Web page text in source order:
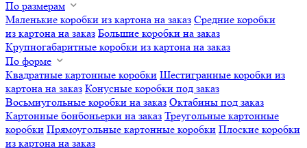
По размерам
Маленькие коробки из картона на заказ Средние коробки
из картона на заказ Большие коробки на заказ
Крупногабаритные коробки из картона на заказ
По форме
Квадратные картонные коробки Шестигранные коробки из
картона на заказ Конусные коробки под заказ
Восьмиугольные коробки на заказ Октабины под заказ
Картонные бонбоньерки на заказ Треугольные картонные
коробки Прямоугольные картонные коробки Плоские коробки
из картона на заказ